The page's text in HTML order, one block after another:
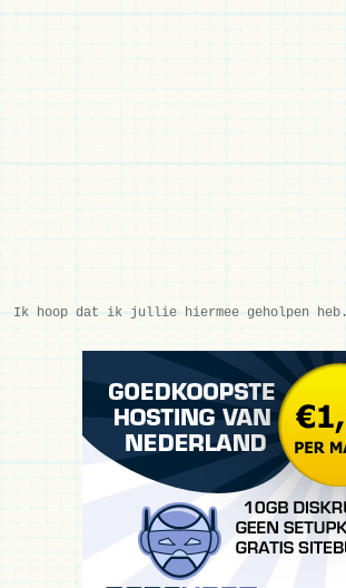
Ik hoop dat ik jullie hiermee geholpen